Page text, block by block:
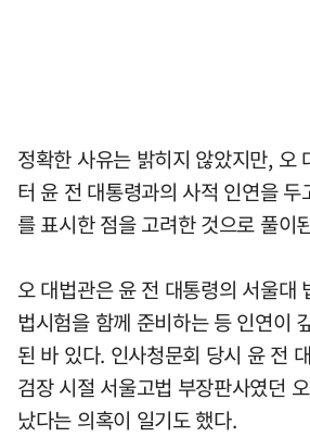
정확한 사유는 밝히지 않았지만, 오
터 윤 전 대통령과의 사적 인연을 두
를 표시한 점을 고려한 것으로 풀이
오 대법관은 윤 전 대통령의 서울대
법시험을 함께 준비하는 등 인연이
된 바 있다. 인사청문회 당시 윤 전
검장 시절 서울고법 부장판사였던
났다는 의혹이 일기도 했다.